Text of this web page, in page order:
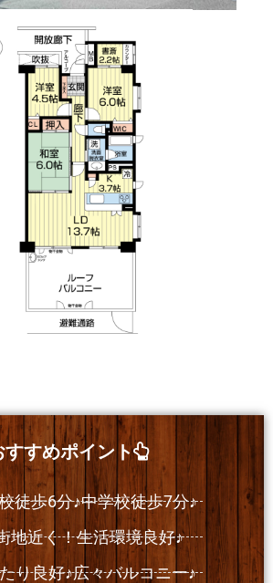
すすめポイント
徒歩6分♪中学校徒歩7分♪
地近く！生活環境良好♪
り良好♪広々バルコニー♪